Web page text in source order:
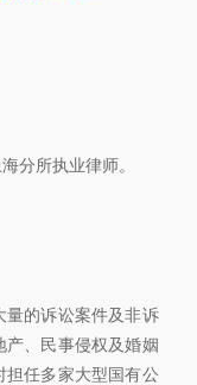
分所执业律师。
量的诉讼案件及非诉
、民事侵权及婚姻
担任多家大型国有公